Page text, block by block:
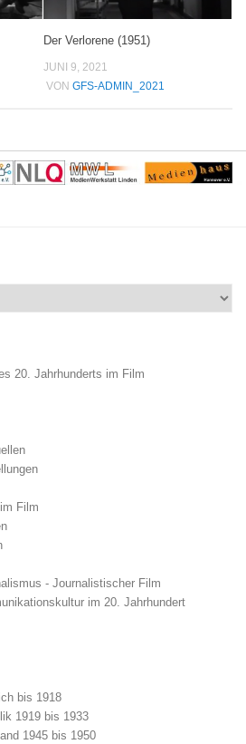
Der Verlorene (1951)
JUNI 9, 2021
VON GFS-ADMIN_2021
20. Jahrhunderts im Film
Film
- Journalistischer Film
im 20. Jahrhundert
bis 1918
1919 bis 1933
1945 bis 1950